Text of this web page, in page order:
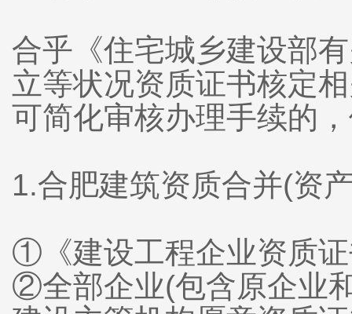
合乎《住宅城乡建设部
立等状况资质证书核定
可简化审核办理手续的
1.合肥建筑资质合并(资
①《建设工程企业资质
②全部企业(包含原企业